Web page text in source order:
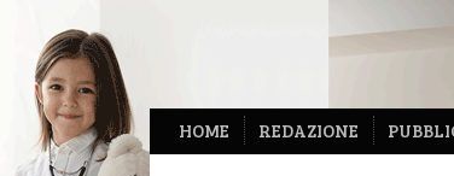
NAVIGAZIONE
SECONDARIA
HOME REDAZIONE